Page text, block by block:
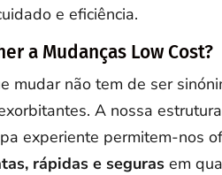
e eficiência.
a Mudanças Low Cost?
mudar não tem de ser
A nossa
experiente permitem-nos
rápidas e seguras em